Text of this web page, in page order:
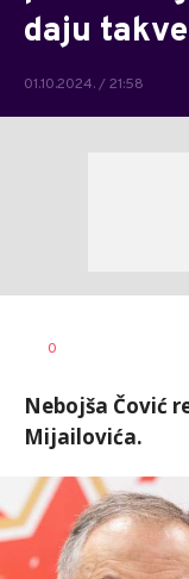
daju
01.10.2024. / 21:58
AUTOR
0
Nebojša Čović
Mijailovića.